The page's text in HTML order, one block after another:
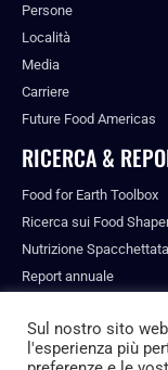
Persone
Località
Media
Carriere
Future Food Americas
RICERCA &
Food for Earth Toolbox
Ricerca sui Food
Nutrizione Spacchettata
Report annuale
Sul nostro sito
l'esperienza più